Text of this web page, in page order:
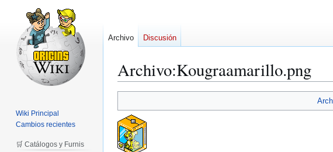
Archivo:Kougraamarillo.png
a
la
navegación
a
la
búsqueda
Archivo Discusión
Wiki Principal
Cambios recientes
🛒 Catálogos y Furnis